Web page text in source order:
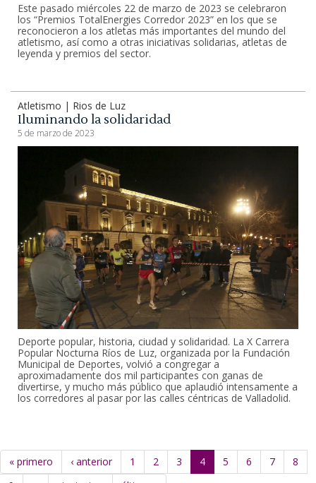
Este pasado miércoles 22 de marzo de 2023 se celebraron
los “Premios TotalEnergies Corredor 2023” en los que se
reconocieron a los atletas más importantes del mundo del
atletismo, así como a otras iniciativas solidarias, atletas de
leyenda y premios del sector.
Atletismo | Rios de Luz
Iluminando la solidaridad
5 de marzo de 2023
Deporte popular, historia, ciudad y solidaridad. La X Carrera
Popular Nocturna Ríos de Luz, organizada por la Fundación
Municipal de Deportes, volvió a congregar a
aproximadamente dos mil participantes con ganas de
divertirse, y mucho más público que aplaudió intensamente a
los corredores al pasar por las calles céntricas de Valladolid.
« primero ‹ anterior 1 2 3 4 5 6 7
8